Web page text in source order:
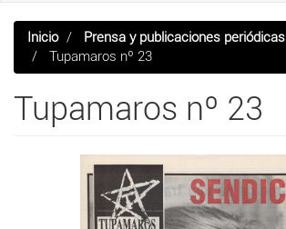
Inicio
Prensa y publicaciones periódicas
Tupamaros nº 23
Tupamaros nº 23